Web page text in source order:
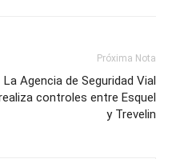
Próxima Nota
La Agencia de Seguridad Vial
controles entre Esquel
y Trevelin